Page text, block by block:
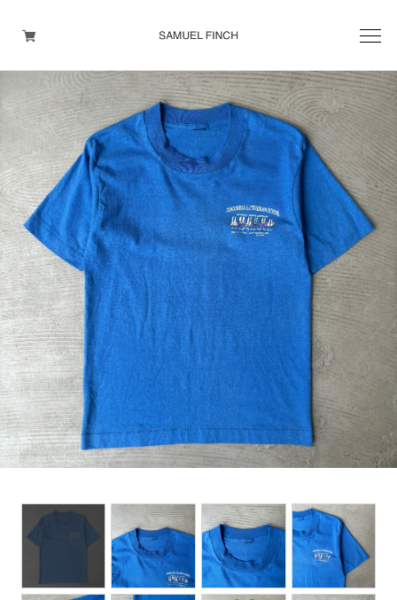
Men's
Maison Martin Margiela
Helmut Lang
Yohji Yamamoto
Other brands
TOPS
OUTER WEAR
BOTTOMS
DESIGNERS ARCHIVES